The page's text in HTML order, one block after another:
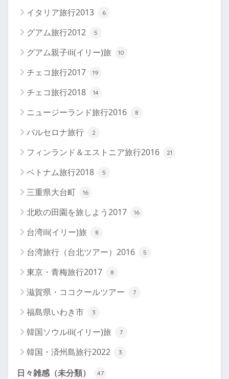
イタリア旅行2013 6
グアム旅行2012 5
グアム親子ili(イリー)旅 10
チェコ旅行2017 19
チェコ旅行2018 14
ニュージーランド旅行2016 8
バルセロナ旅行 2
フィンランド＆エストニア旅行2016 21
ベトナム旅行2018 5
三重県大台町 16
北欧の田園を旅しよう2017 16
台湾ili(イリー)旅 8
台湾旅行（台北ツアー）2016 5
東京・青梅旅行2017 8
滋賀県・ココクールツアー 7
福島県いわき市 3
韓国ソウルili(イリー)旅 7
韓国・済州島旅行2022 3
日々雑感（未分類） 47